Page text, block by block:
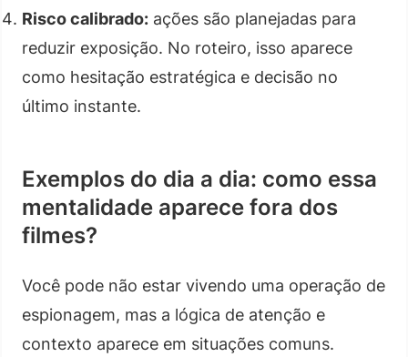
Risco calibrado: ações são planejadas para
reduzir exposição. No roteiro, isso aparece
como hesitação estratégica e decisão no
último instante.
Exemplos do dia a dia: como essa
mentalidade aparece fora dos
filmes?
Você pode não estar vivendo uma operação de
espionagem, mas a lógica de atenção e
contexto aparece em situações comuns.